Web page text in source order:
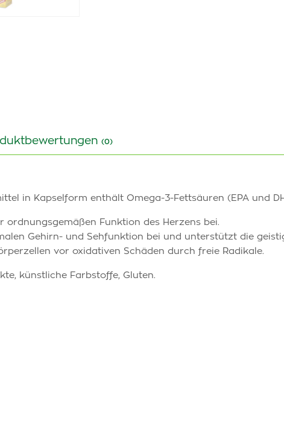
(0)
in Kapselform enthält Omega-3-Fettsäuren (EPA und
ordnungsgemäßen Funktion des Herzens bei.
Gehirn- und Sehfunktion bei und unterstützt die
vor oxidativen Schäden durch freie Radikale.
künstliche Farbstoffe, Gluten.